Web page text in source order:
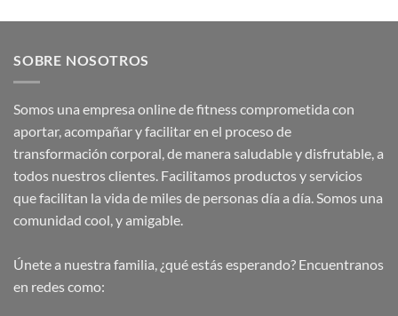
SOBRE NOSOTROS
Somos una empresa online de fitness comprometida con
aportar, acompañar y facilitar en el proceso de
transformación corporal, de manera saludable y disfrutable, a
todos nuestros clientes. Facilitamos productos y servicios
que facilitan la vida de miles de personas día a día. Somos una
comunidad cool, y amigable.
Únete a nuestra familia, ¿qué estás esperando? Encuentranos
en redes como: